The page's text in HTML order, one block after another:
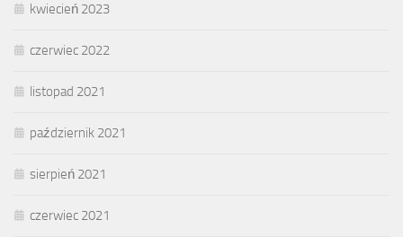
kwiecień 2023
czerwiec 2022
listopad 2021
październik 2021
sierpień 2021
czerwiec 2021